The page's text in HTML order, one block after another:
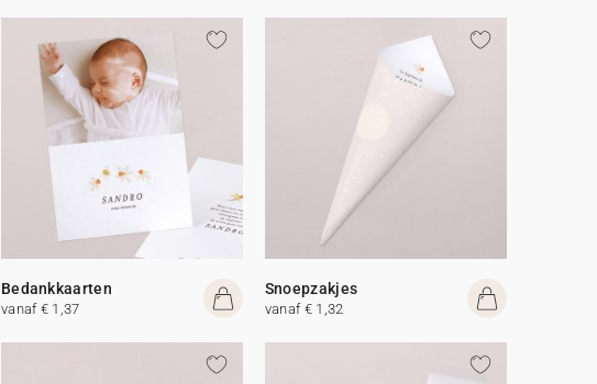
Bedankkaarten
vanaf € 1,37
Snoepzakjes
vanaf € 1,32